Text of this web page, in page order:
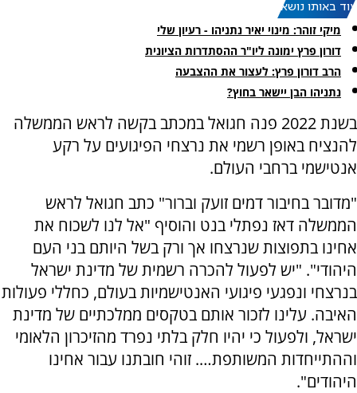
עוד באותו נושא:
מיקי זוהר: מינוי יאיר נתניהו - רעיון שלי
דורון פרץ ימונה ליו"ר ההסתדרות הציונית
הרב דורון פרץ: לעצור את ההצבעה
נתניהו הבן יישאר בחוץ?
בשנת 2022 פנה חגואל במכתב בקשה לראש הממשלה
להנציח באופן רשמי את נרצחי הפיגועים על רקע
אנטישמי ברחבי העולם.
"מדובר בחיבור דמים זועק וברור" כתב חגואל לראש
הממשלה דאז נפתלי בנט והוסיף "אל לנו לשכוח את
אחינו בתפוצות שנרצחו אך ורק בשל היותם בני העם
היהודי". "יש לפעול להכרה רשמית של מדינת ישראל
בנרצחי ונפגעי פיגועי האנטישמיות בעולם, כחללי פעולות
האיבה. עלינו לזכור אותם בטקסים ממלכתיים של מדינת
ישראל, ולפעול כי יהיו חלק בלתי נפרד מהזיכרון הלאומי
וההתייחדות המשותפת…. זוהי חובתנו עבור אחינו
היהודים".